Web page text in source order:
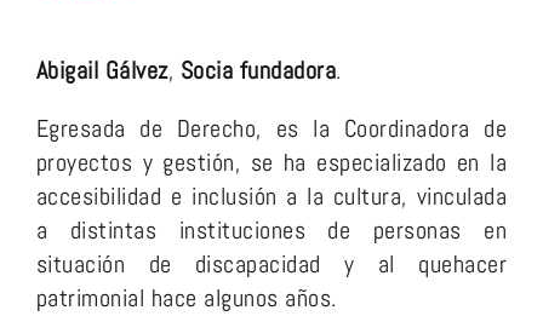
Abigail Gálvez, Socia fundadora.
Egresada de Derecho, es la Coordinadora de
proyectos y gestión, se ha especializado en la
accesibilidad e inclusión a la cultura, vinculada
a distintas instituciones de personas en
situación de discapacidad y al quehacer
patrimonial hace algunos años.